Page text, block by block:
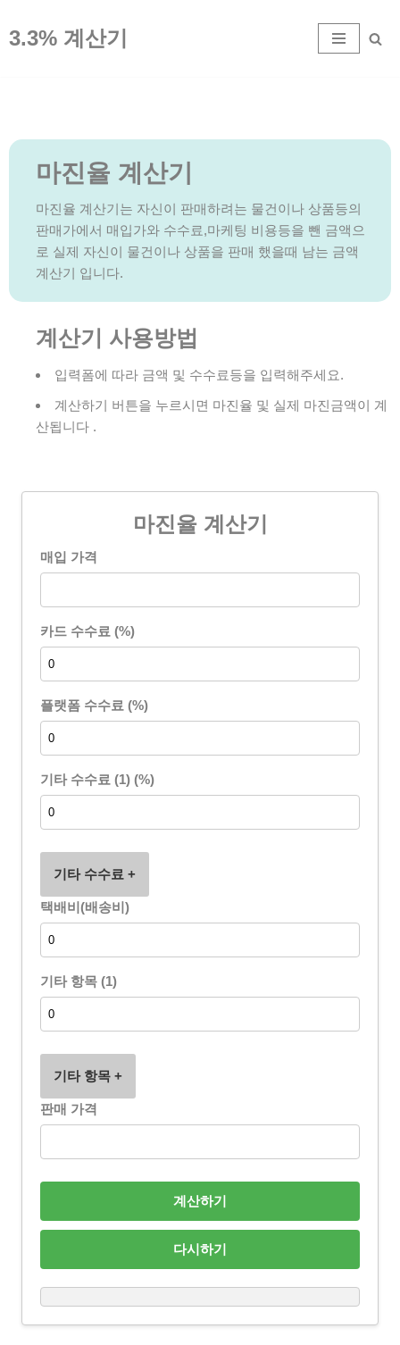
콘
3.3% 계산기
마진율 계산기
마진율 계산기는 자신이 판매하려는 물건이나 상품등의
판매가에서 매입가와 수수료,마케팅 비용등을 뺀 금액으
로 실제 자신이 물건이나 상품을 판매 했을때 남는 금액
계산기 입니다.
계산기 사용방법
입력폼에 따라 금액 및 수수료등을 입력해주세요.
계산하기 버튼을 누르시면 마진율 및 실제 마진금액이 계
산됩니다 .
마진율 계산기
매입 가격
카드 수수료 (%)
플랫폼 수수료 (%)
기타 수수료 (1) (%)
기타 수수료 +
택배비(배송비)
기타 항목 (1)
기타 항목 +
판매 가격
계산하기
다시하기